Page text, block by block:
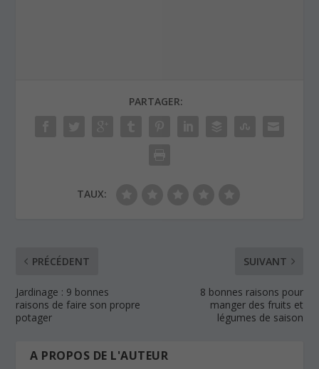
PARTAGER:
TAUX:
PRÉCÉDENT
Jardinage : 9 bonnes
raisons de faire son propre
potager
SUIVANT
8 bonnes raisons pour
manger des fruits et
légumes de saison
A PROPOS DE L'AUTEUR